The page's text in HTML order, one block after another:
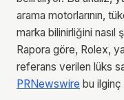
arama motorlarının,
marka bilinirliğini
Rapora göre, Rolex,
referans verilen lüks
PRNewswire bu ilginç